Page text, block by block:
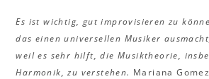
Es ist wichtig, gut improvisieren zu
das einen universellen Musiker
weil es sehr hilft, die Musiktheorie,
Harmonik, zu verstehen. Mariana Gomez